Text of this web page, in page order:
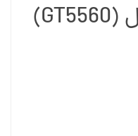
ضبط صدا سونی مدل (GT5560)